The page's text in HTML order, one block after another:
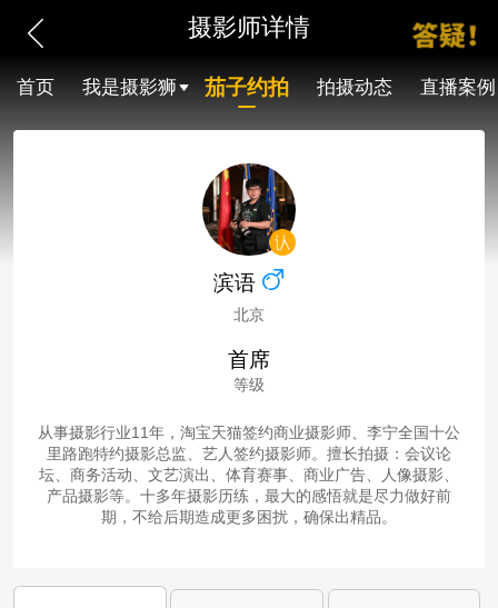
摄影师详情
首页 我是摄影狮 茄子约拍 拍摄动态 直播案例
滨语
北京
首席
等级
从事摄影行业11年，淘宝天猫签约商业摄影师、李宁全国十公
里路跑特约摄影总监、艺人签约摄影师。擅长拍摄：会议论
坛、商务活动、文艺演出、体育赛事、商业广告、人像摄影、
产品摄影等。十多年摄影历练，最大的感悟就是尽力做好前
期，不给后期造成更多困扰，确保出精品。